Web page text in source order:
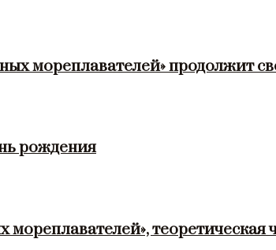
мореплавателей» продолжит
рождения
мореплавателей», теоретическая